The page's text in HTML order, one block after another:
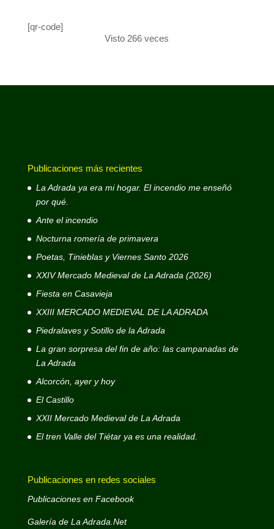
[qr-code]
Visto 266 veces
Publicaciones más recientes
La Adrada ya era mi hogar. El incendio me enseñó
por qué.
Ante el incendio
Nocturna romería de primavera
Poetas, Tinieblas y Viernes Santo 2026
XXIV Mercado Medieval de La Adrada (2026)
Fiesta en Casavieja
XXIII MERCADO MEDIEVAL DE LA ADRADA
Piedralaves y Sotillo de la Adrada
La gran sorpresa del fin de año: las campanadas de
La Adrada
Alcorcón, ayer y hoy
El Castillo
XXII Mercado Medieval de La Adrada
El tren Valle del Tiétar ya es una realidad.
Publicaciones en redes sociales
Publicaciones en Facebook
Galería de La Adrada.Net